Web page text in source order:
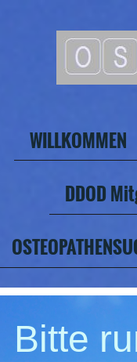
WILLKOMMEN
DDOD
Bitte